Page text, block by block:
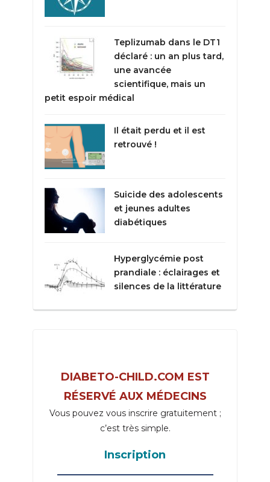
Teplizumab dans le DT1
déclaré : un an plus tard,
une avancée
scientifique, mais un
petit espoir médical
Il était perdu et il est
retrouvé !
Suicide des adolescents
et jeunes adultes
diabétiques
Hyperglycémie post
prandiale : éclairages et
silences de la littérature
DIABETO-CHILD.COM EST
RÉSERVÉ AUX MÉDECINS
Vous pouvez vous inscrire gratuitement ;
c’est très simple.
Inscription
_____________________________________